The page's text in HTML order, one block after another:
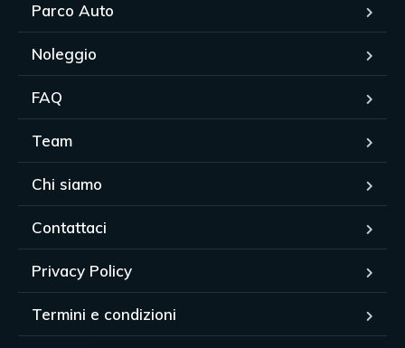
Parco Auto
Noleggio
FAQ
Team
Chi siamo
Contattaci
Privacy Policy
Termini e condizioni